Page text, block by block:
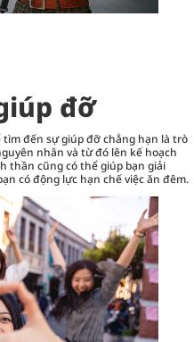
đỡ
đến sự giúp đỡ chẳng hạn là trò
nhân và từ đó lên kế hoạch
thần cũng có thể giúp bạn giải
có động lực hạn chế việc ăn đêm.